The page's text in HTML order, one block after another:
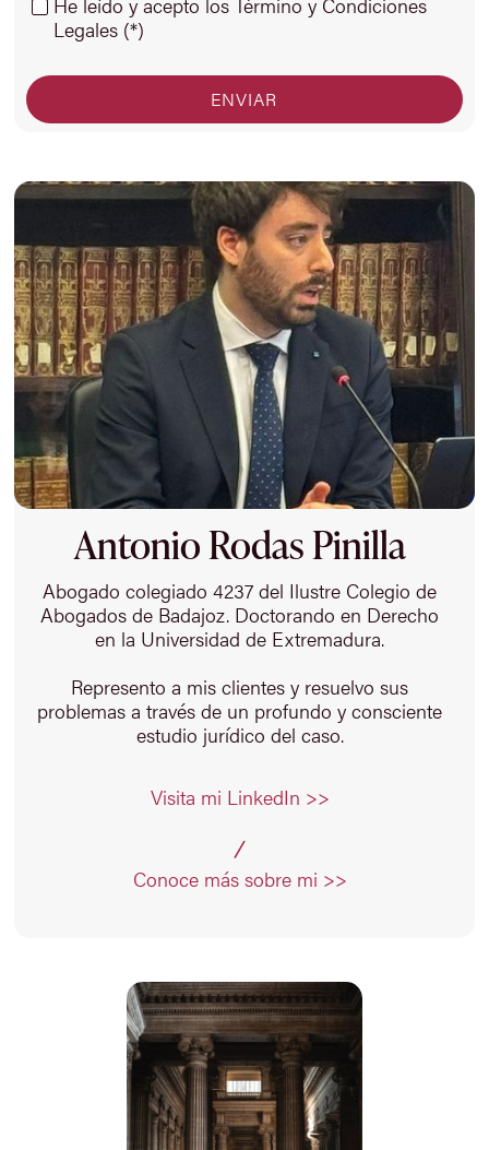
Legales (*)
Antonio Rodas Pinilla
Abogado colegiado 4237 del Ilustre Colegio de
Abogados de Badajoz. Doctorando en Derecho
en la Universidad de Extremadura.
Represento a mis clientes y resuelvo sus
problemas a través de un profundo y consciente
estudio jurídico del caso.
Visita mi LinkedIn >>
Conoce más sobre mi >>